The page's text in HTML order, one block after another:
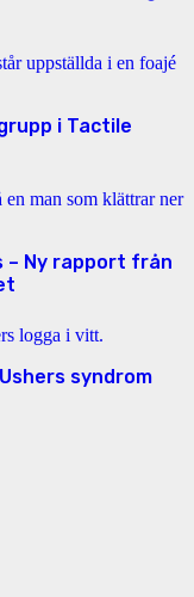
i Tactile
– Ny rapport från
syndrom